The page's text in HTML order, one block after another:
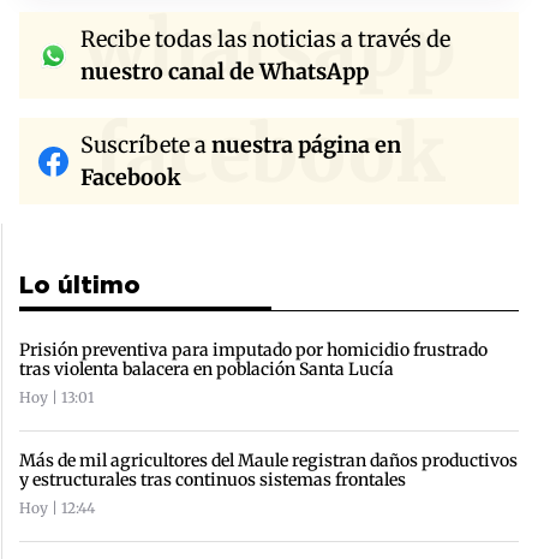
whatsapp
Recibe todas las noticias a través de
nuestro canal de WhatsApp
facebook
Suscríbete anuestra página en
Facebook
Lo último
Prisión preventiva para imputado por homicidio frustrado
tras violenta balacera en población Santa Lucía
Hoy | 13:01
Más de mil agricultores del Maule registran daños productivos
y estructurales tras continuos sistemas frontales
Hoy | 12:44